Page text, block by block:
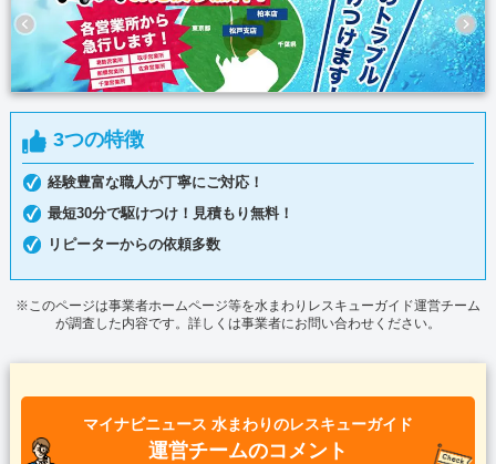
3つの特徴
経験豊富な職人が丁寧にご対応！
最短30分で駆けつけ！見積もり無料！
リピーターからの依頼多数
※このページは事業者ホームページ等を水まわりレスキューガイド運営チーム
が調査した内容です。詳しくは事業者にお問い合わせください。
マイナビニュース 水まわりのレスキューガイド
運営チームのコメント